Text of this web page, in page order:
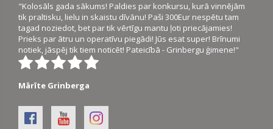
"Kolosāls gada sākums! Paldies par konkursu, kurā vinnējām
tik praltisku, lielu in skaistu dīvānu! Paši 300Eur nespētu tam
tagad noziedot, bet par tik vērtīgu mantu ļoti priecājamies!
Prieks par ātru un operatīvu piegādi! Jūs esat super! Brīnumi
notiek, jāspēj tik tiem noticēt! Pateicībā - Grinbergu ģimene!"
Mārīte Grinberga